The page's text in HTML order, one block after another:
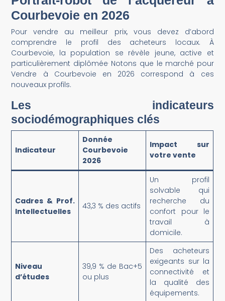
Courbevoie en 2026
Pour vendre au meilleur prix, vous devez d’abord
comprendre le profil des acheteurs locaux. À
Courbevoie, la population se révèle jeune, active et
particulièrement diplômée. Notons que le marché pour
Vendre à Courbevoie en 2026 correspond à ces
nouveaux profils.
Les indicateurs
sociodémographiques clés
Indicateur
Donnée
Courbevoie
2026
Impact sur
votre vente
Cadres & Prof.
Intellectuelles
43,3 % des actifs
Un profil
solvable qui
recherche du
confort pour le
travail à
domicile.
Niveau
d’études
39,9 % de Bac+5
ou plus
Des acheteurs
exigeants sur la
connectivité et
la qualité des
équipements.